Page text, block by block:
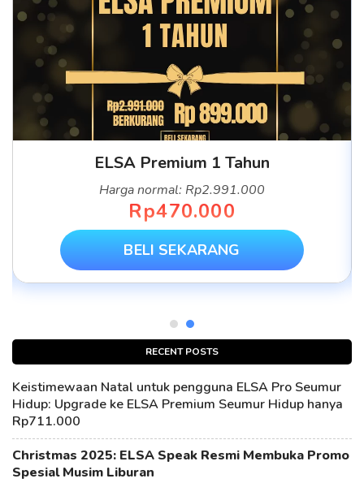
RECENT POSTS
Keistimewaan Natal untuk pengguna ELSA Pro Seumur
Hidup: Upgrade ke ELSA Premium Seumur Hidup hanya
Rp711.000
Christmas 2025: ELSA Speak Resmi Membuka Promo
Spesial Musim Liburan
ELSA Premium 1 Tahun
Harga normal: Rp2.991.000
Rp470.000
BELI SEKARANG